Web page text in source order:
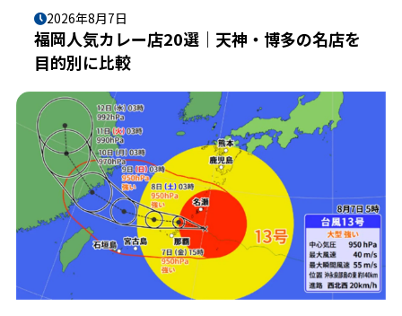
2026年8月7日
福岡人気カレー店20選｜天神・博多の名店を
目的別に比較